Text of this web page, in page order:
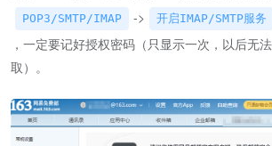
POP3/SMTP/IMAP -> 开启IMAP/SMTP服务
，一定要记好授权密码（只显示一次，以后无
取）。